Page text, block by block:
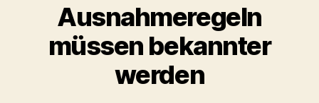
Ausnahmeregeln
müssen bekannter
werden